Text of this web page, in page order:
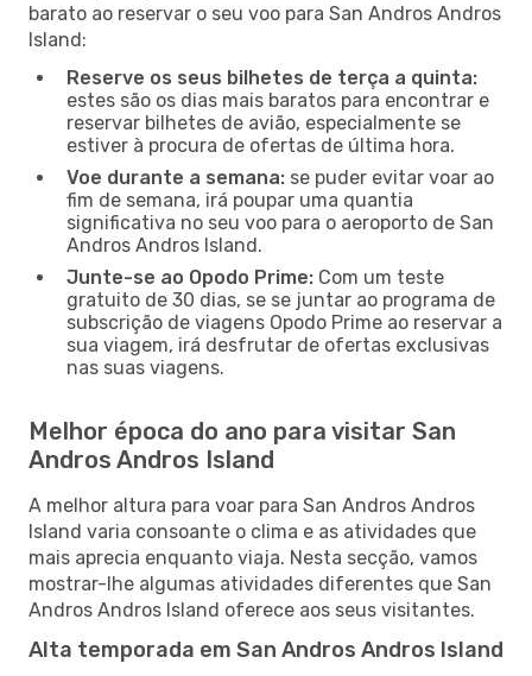
barato ao reservar o seu voo para San Andros Andros
Island:
Reserve os seus bilhetes de terça a quinta:
estes são os dias mais baratos para encontrar e
reservar bilhetes de avião, especialmente se
estiver à procura de ofertas de última hora.
Voe durante a semana: se puder evitar voar ao
fim de semana, irá poupar uma quantia
significativa no seu voo para o aeroporto de San
Andros Andros Island.
Junte-se ao Opodo Prime: Com um teste
gratuito de 30 dias, se se juntar ao programa de
subscrição de viagens Opodo Prime ao reservar a
sua viagem, irá desfrutar de ofertas exclusivas
nas suas viagens.
Melhor época do ano para visitar San
Andros Andros Island
A melhor altura para voar para San Andros Andros
Island varia consoante o clima e as atividades que
mais aprecia enquanto viaja. Nesta secção, vamos
mostrar-lhe algumas atividades diferentes que San
Andros Andros Island oferece aos seus visitantes.
Alta temporada em San Andros Andros Island